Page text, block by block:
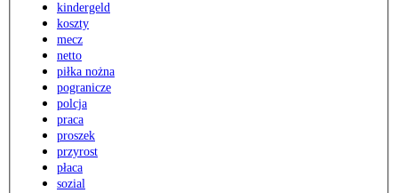
kindergeld
koszty
mecz
netto
piłka nożna
pogranicze
polcja
praca
proszek
przyrost
płaca
sozial